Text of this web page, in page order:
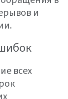
и
всех